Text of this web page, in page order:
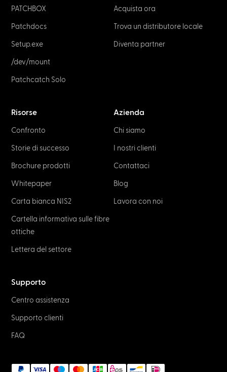
PATCHBOX
Patchdocs
Setup.exe
/dev/mount
Patchcatch Solo
Acquista ora
Trova un distributore locale
Diventa partner
Risorse
Confronto
Storie di successo
Brochure prodotti
Whitepaper
Carta bianca NIS2
Cartella informativa sulle fibre
ottiche
Lettera del settore
Azienda
Chi siamo
I nostri clienti
Contattaci
Blog
Lavora con noi
Supporto
Centro assistenza
Supporto clienti
FAQ